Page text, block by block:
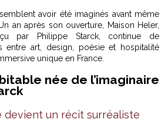
avoir été imaginés avant même
an après son ouverture, Maison Heler,
par Philippe Starck, continue de
entre art, design, poésie et hospitalité
unique en France.
née de l’imaginaire
devient un récit surréaliste